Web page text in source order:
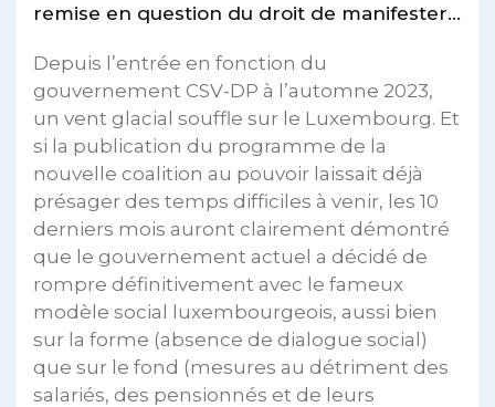
remise en question du droit de manifester…
Depuis l’entrée en fonction du
gouvernement CSV-DP à l’automne 2023,
un vent glacial souffle sur le Luxembourg. Et
si la publication du programme de la
nouvelle coalition au pouvoir laissait déjà
présager des temps difficiles à venir, les 10
derniers mois auront clairement démontré
que le gouvernement actuel a décidé de
rompre définitivement avec le fameux
modèle social luxembourgeois, aussi bien
sur la forme (absence de dialogue social)
que sur le fond (mesures au détriment des
salariés, des pensionnés et de leurs